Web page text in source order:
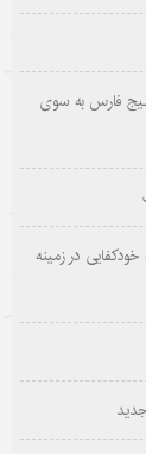
فارس به سوی
در زمینه